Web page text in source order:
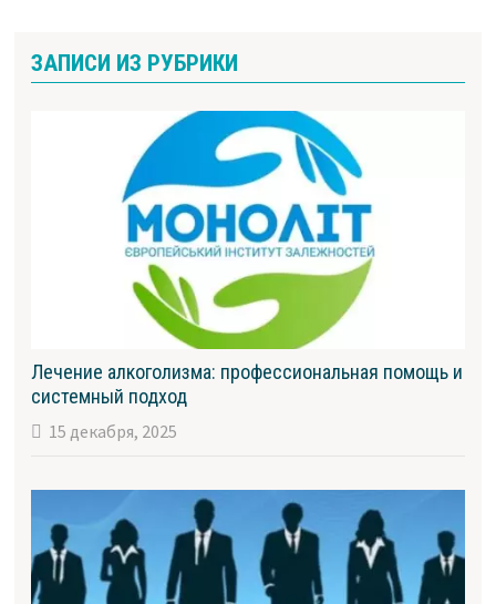
ЗАПИСИ ИЗ РУБРИКИ
Лечение алкоголизма: профессиональная помощь и
системный подход
15 декабря, 2025